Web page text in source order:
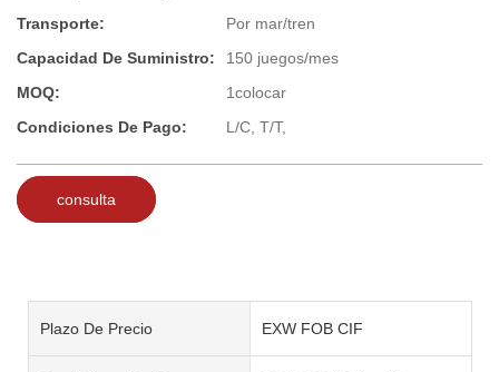
Transporte:
Por mar/tren
Capacidad De Suministro:
150 juegos/mes
MOQ:
1colocar
Condiciones De Pago:
L/C, T/T,
consulta
Plazo De Precio EXW FOB CIF